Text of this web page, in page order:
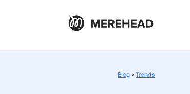
Blog >Trends